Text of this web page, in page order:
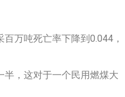
万吨死亡率下降到0.044，
，这对于一个民用燃煤大